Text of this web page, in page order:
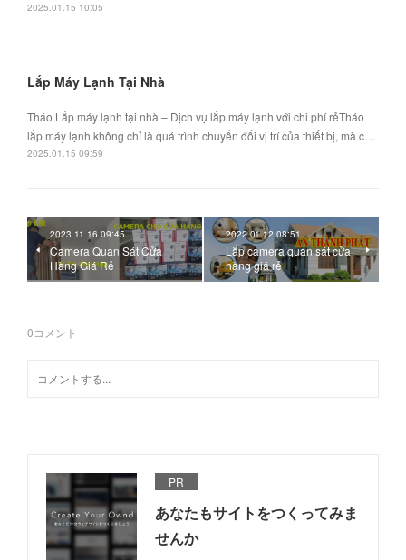
2025.01.15 10:05
Lắp Máy Lạnh Tại Nhà
Tháo Lắp máy lạnh tại nhà – Dịch vụ lắp máy lạnh với chi phí rẻTháo
lắp máy lạnh không chỉ là quá trình chuyển đổi vị trí của thiết bị, mà c…
2025.01.15 09:59
2023.11.16 09:45
Camera Quan Sát Cửa
Hàng Giá Rẻ
2022.01.12 08:51
Lắp camera quan sát cửa
hàng giá rẻ
0コメント
PR
あなたもサイトをつくってみま
せんか